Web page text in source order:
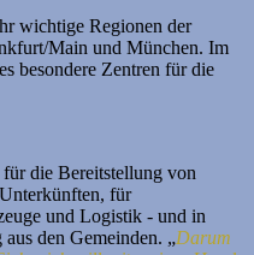
wichtige Regionen der
Main und München. Im
besondere Zentren für die
die Bereitstellung von
für
und Logistik - und in
den Gemeinden. „Darum